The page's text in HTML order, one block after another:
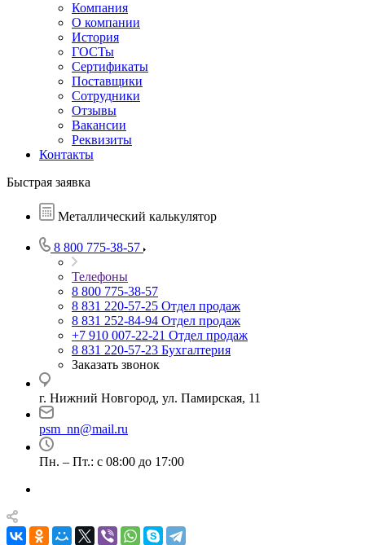
Компания
О компании
История
ГОСТы
Сертификаты
Поставщики
Сотрудники
Отзывы
Вакансии
Реквизиты
Контакты
Быстрая заявка
Металлический калькулятор
8 800 775-38-57
Телефоны
8 800 775-38-57
8 831 220-57-25 Отдел продаж
8 831 252-84-94 Отдел продаж
+7 910 007-22-21 Отдел продаж
8 831 220-57-23 Бухгалтерия
Заказать звонок
г. Нижний Новгород, ул. Памирская, 11
psm_nn@mail.ru
Пн. – Пт.: с 08:00 до 17:00